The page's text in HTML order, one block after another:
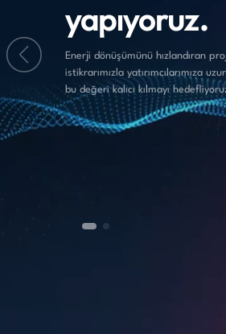
yapıyoruz.
Enerji dönüşümünü hızlandıran
istikrarımızla yatırımcılarımıza
bu değeri kalıcı kılmayı